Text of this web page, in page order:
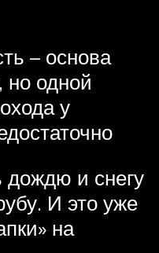
– основа
но одной
у
дождю и снегу
И это уже
на